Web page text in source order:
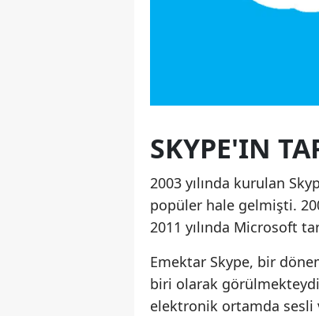
SKYPE'IN
2003 yılında kurulan
popüler hale gelmişti.
2011 yılında Microsoft
Emektar Skype, bir
biri olarak
elektronik ortamda sesli